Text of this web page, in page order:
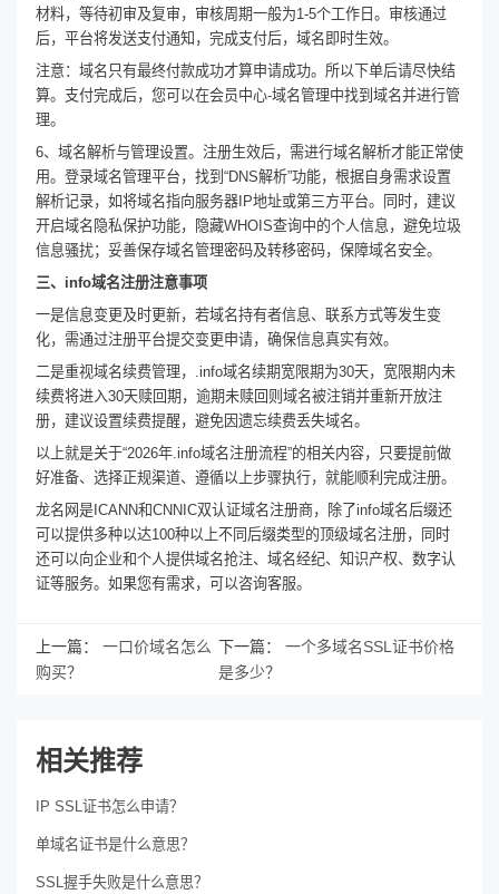
材料，等待初审及复审，审核周期一般为1-5个工作日。审核通过
后，平台将发送支付通知，完成支付后，域名即时生效。
注意：域名只有最终付款成功才算申请成功。所以下单后请尽快结
算。支付完成后，您可以在会员中心-域名管理中找到域名并进行管
理。
6、域名解析与管理设置。注册生效后，需进行域名解析才能正常使
用。登录域名管理平台，找到“DNS解析”功能，根据自身需求设置
解析记录，如将域名指向服务器IP地址或第三方平台。同时，建议
开启域名隐私保护功能，隐藏WHOIS查询中的个人信息，避免垃圾
信息骚扰；妥善保存域名管理密码及转移密码，保障域名安全。
三、info域名注册注意事项
一是信息变更及时更新，若域名持有者信息、联系方式等发生变
化，需通过注册平台提交变更申请，确保信息真实有效。
二是重视域名续费管理，.info域名续期宽限期为30天，宽限期内未
续费将进入30天赎回期，逾期未赎回则域名被注销并重新开放注
册，建议设置续费提醒，避免因遗忘续费丢失域名。
以上就是关于“2026年.info域名注册流程”的相关内容，只要提前做
好准备、选择正规渠道、遵循以上步骤执行，就能顺利完成注册。
龙名网是ICANN和CNNIC双认证域名注册商，除了info域名后缀还
可以提供多种以达100种以上不同后缀类型的顶级域名注册，同时
还可以向企业和个人提供域名抢注、域名经纪、知识产权、数字认
证等服务。如果您有需求，可以咨询客服。
上一篇： 一口价域名怎么
购买？
下一篇：一个多域名SSL证书价格
是多少？
相关推荐
IP SSL证书怎么申请？
单域名证书是什么意思？
SSL握手失败是什么意思？